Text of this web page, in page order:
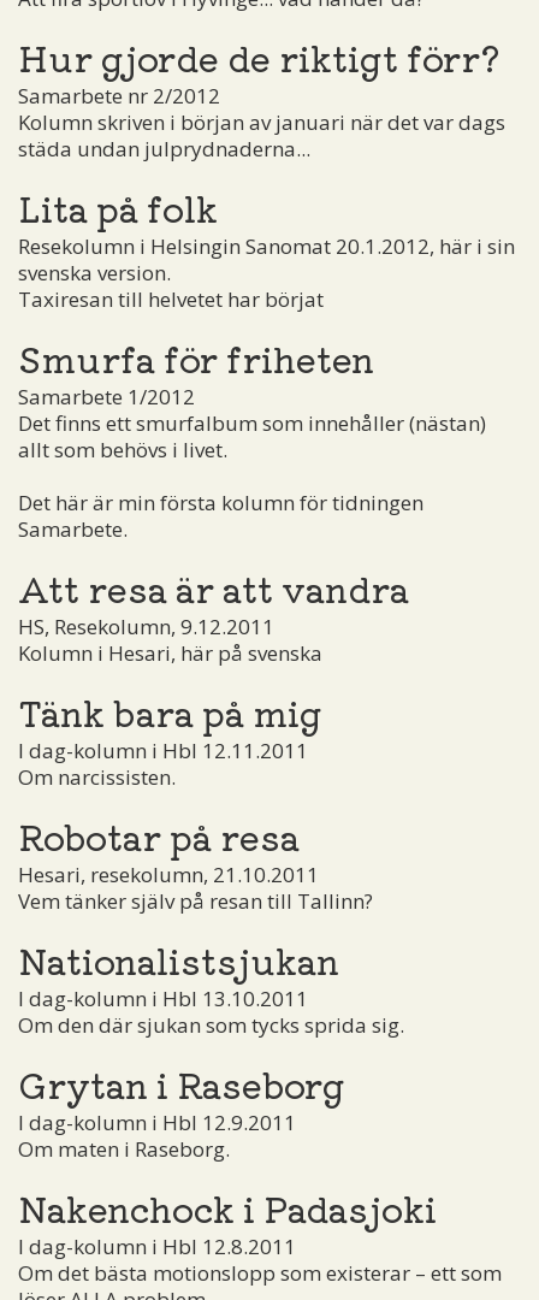
Hur gjorde de riktigt förr?
Samarbete nr 2/2012
Kolumn skriven i början av januari när det var dags
städa undan julprydnaderna...
Lita på folk
Resekolumn i Helsingin Sanomat 20.1.2012, här i sin
svenska version.
Taxiresan till helvetet har börjat
Smurfa för friheten
Samarbete 1/2012
Det finns ett smurfalbum som innehåller (nästan)
allt som behövs i livet.
Det här är min första kolumn för tidningen
Samarbete.
Att resa är att vandra
HS, Resekolumn, 9.12.2011
Kolumn i Hesari, här på svenska
Tänk bara på mig
I dag-kolumn i Hbl 12.11.2011
Om narcissisten.
Robotar på resa
Hesari, resekolumn, 21.10.2011
Vem tänker själv på resan till Tallinn?
Nationalistsjukan
I dag-kolumn i Hbl 13.10.2011
Om den där sjukan som tycks sprida sig.
Grytan i Raseborg
I dag-kolumn i Hbl 12.9.2011
Om maten i Raseborg.
Nakenchock i Padasjoki
I dag-kolumn i Hbl 12.8.2011
Om det bästa motionslopp som existerar – ett som